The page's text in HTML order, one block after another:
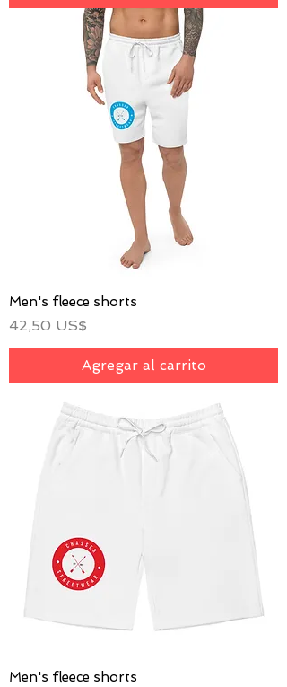
Men's fleece shorts
Precio
42,50 US$
Agregar al carrito
Men's fleece shorts